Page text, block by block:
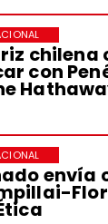
chilena
con
envía